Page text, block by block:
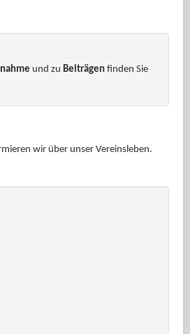
und zu Beiträgen finden Sie
wir über unser Vereinsleben.